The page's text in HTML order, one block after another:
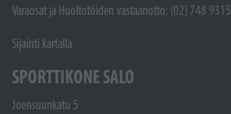
Varaosat ja Huoltotöiden vastaanotto: (02) 748 9315
Sijainti kartalla
SPORTTIKONE SALO
Joensuunkatu 5